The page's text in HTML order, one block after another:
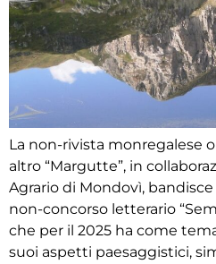
La non-rivista monregalese
altro “Margutte”, in
Agrario di Mondovì,
non-concorso letterario
che per il 2025 ha come
suoi aspetti paesaggistici,